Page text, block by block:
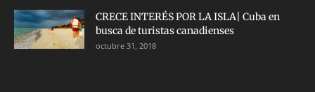
CRECE INTERÉS POR LA ISLA| Cuba en
busca de turistas canadienses
octubre 31, 2018